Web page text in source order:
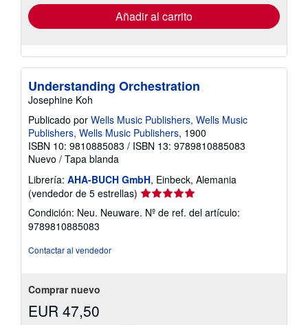
envío
Añadir al carrito
Understanding Orchestration
Josephine Koh
Publicado por Wells Music Publishers, Wells Music
Publishers, Wells Music Publishers, 1900
ISBN 10: 9810885083 / ISBN 13: 9789810885083
Nuevo / Tapa blanda
Librería: AHA-BUCH GmbH, Einbeck, Alemania
(vendedor de 5 estrellas) Calificación
del
vendedor:
Condición: Neu. Neuware. Nº de ref. del artículo:
9789810885083
Contactar al vendedor
Comprar nuevo
EUR 47,50